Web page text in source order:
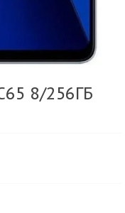
8/256ГБ